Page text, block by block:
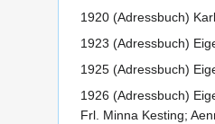
1920 (Adressbuch)
1923 (Adressbuch)
1925 (Adressbuch)
1926 (Adressbuch)
Frl. Minna Kesting;